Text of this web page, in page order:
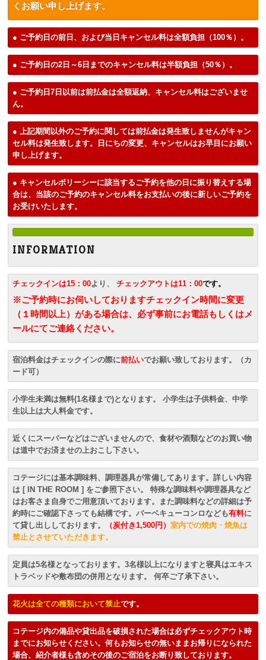
くお願い申し上げます。
● ご予約日の前日、および当日キャンセル料は全額負担（100％）。
● ご予約日の2日～6日までのキャンセル料は半額負担（50％）。
● ご予約日7日以前は前払金は全額返納、キャンセル料はございませ
ん。
● 上記期間以外のご予約に関しては前払金は発生致しませんがキャン
セル料は発生致します。日にちの変更、キャンセルはお早目にお願い
申し上げます。
● キャンセルポリーシーに該当するご予約を他の日に振り替えする場
合は、当該のご予約のキャンセル料をお支払いの後に新しいご予約を
お受けいたします。
I N F O R M A T I O N
チェックインは15：00より、チェックアウトは11：00です。
※ご予約時にお伺いしておりますチェックイン時間に変更
（１時間以上）がある場合は、必ず事前にお電話もしくはメ
ールにてご連絡ください。
宿泊料金はチェックインの際に前払いでお願い致しております。（カ
ード可）
小学生未満は無料(1名様まで)となります。 小学生は子供料金、中学
生以上は大人料金です。
近くにスーパーなどはございませんので、食材や酒類などのお買い物
は道中でお済ませの上おこし下さい。
コテージには基本調味料、調理器具が常備してあります。詳しい内容
は [ IN THE ROOM ] をご参照下さい。 特殊な調味料や調理器具など
はお客さま自身でご用意頂いております。また調味料などの詳細は予
約時にご確認下さっても結構です。バーベキューコンロなども有料に
て貸し出ししております。
（炭付き1,500円）室内での焼肉・焼魚は
禁止とさせていただきます。
定員は5名様となっております。3名様以上になりますと寝具はエキス
トラベッドや敷布団の併用となります。 何卒ご了承下さい。
花火は全ての種類において禁止です。
コテージ内の備品や貸出品を破損された場合は必ずチェックアウト時
までにお知らせください。何もお知らせの無いままお帰りになられた
場合、紹介者様も含めその後のご宿泊をお断り致しております。